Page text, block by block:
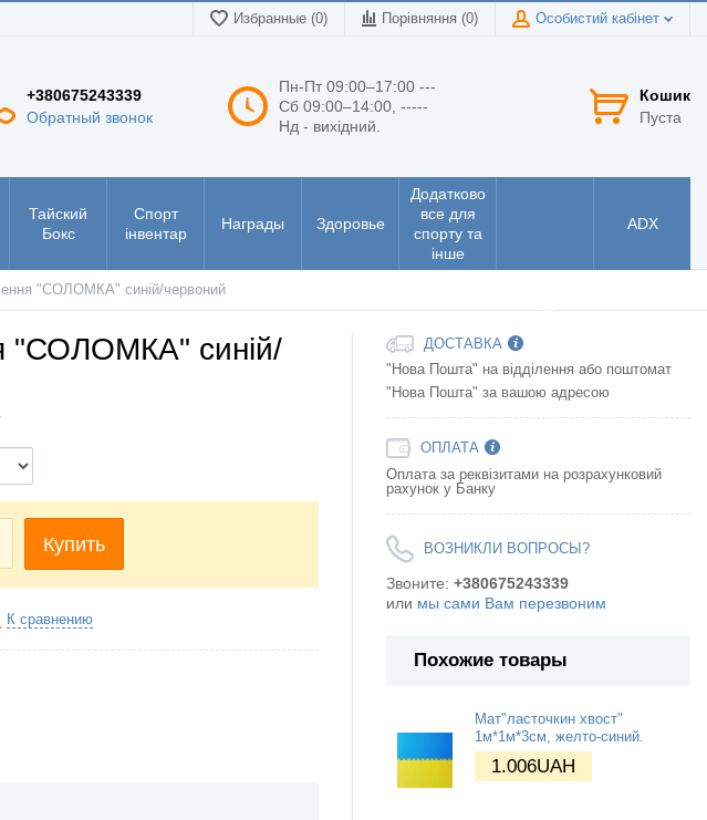
Избранные (0) Порівняння (0) Особистий кабінет
+380675243339
Обратный звонок
Пн-Пт 09:00–17:00 ---
Сб 09:00–14:00, -----
Нд - вихідний.
Кошик
Пуста
Тайский
Бокс
Спорт
інвентар
Награды Здоровье
Додатково
все для
спорту та
інше
ADX
"СОЛОМКА" синій/червоний
"СОЛОМКА" синій/
Купить
К сравнению
ДОСТАВКА
"Нова Пошта" на відділення або поштомат
"Нова Пошта" за вашою адресою
ОПЛАТА
Оплата за реквізитами на розрахунковий
рахунок у Банку
ВОЗНИКЛИ ВОПРОСЫ?
Звоните: +380675243339
или мы сами Вам перезвоним
Похожие товары
Мат"ласточкин хвост"
1м*1м*3см, желто-синий.
1.006UAH